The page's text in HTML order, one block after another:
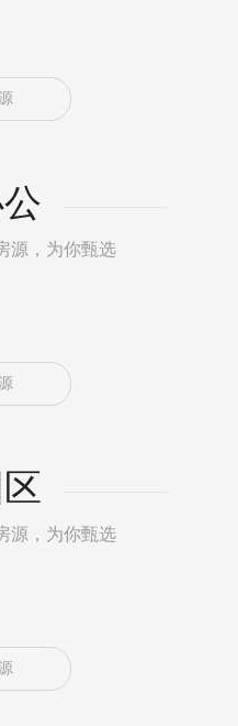
源，为你甄选
源，为你甄选